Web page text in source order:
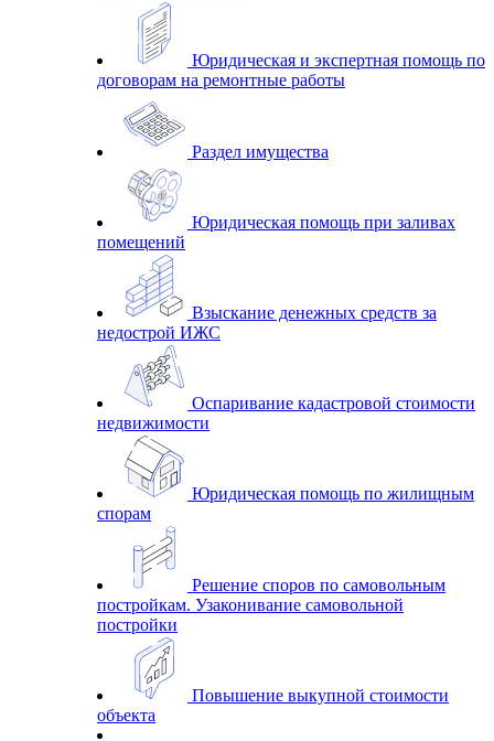
Юридическая и экспертная помощь по
договорам на ремонтные работы
Раздел имущества
Юридическая помощь при заливах
помещений
Взыскание денежных средств за
недострой ИЖС
Оспаривание кадастровой стоимости
недвижимости
Юридическая помощь по жилищным
спорам
Решение споров по самовольным
постройкам. Узаконивание самовольной
постройки
Повышение выкупной стоимости
объекта